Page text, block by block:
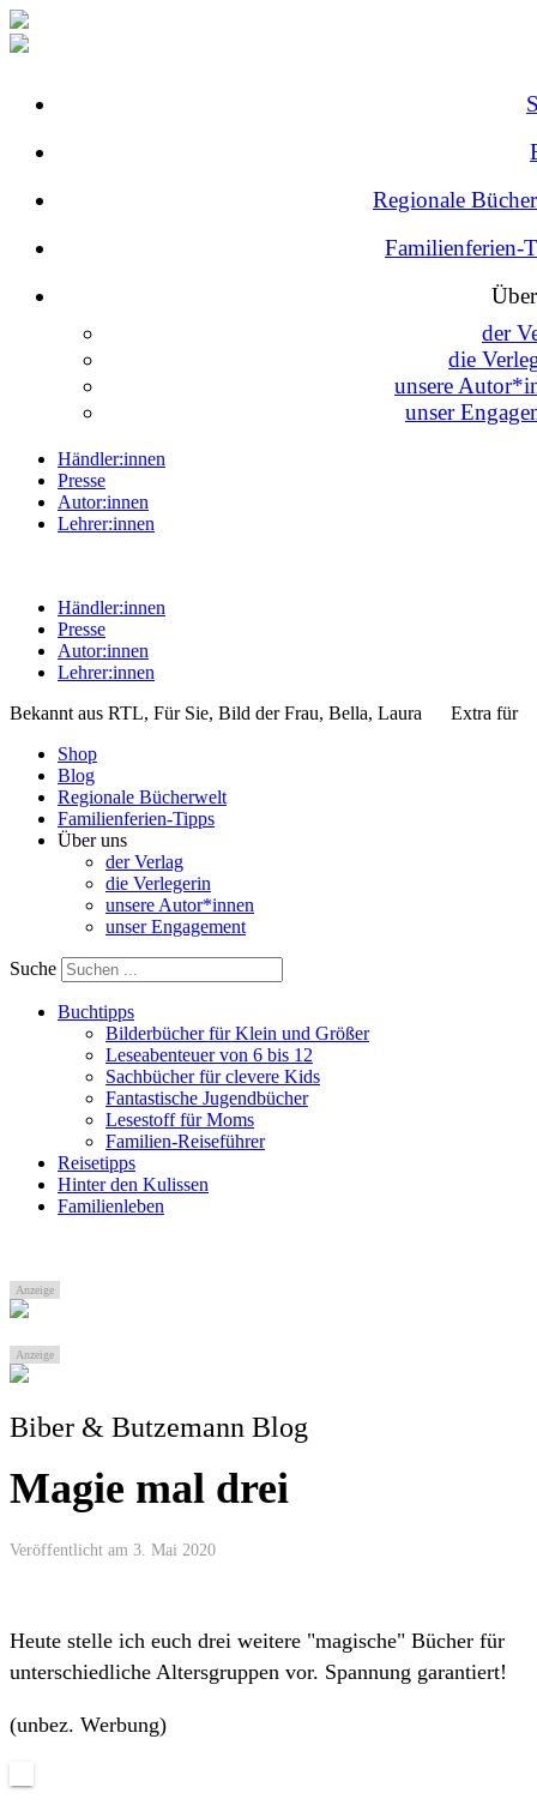
Regionale
Familienferien-
der
die
unsere
unser
Händler:innen
Presse
Autor:innen
Lehrer:innen
Händler:innen
Presse
Autor:innen
Lehrer:innen
Bekannt aus RTL, Für Sie, Bild der Frau, Bella, Laura Extra für
Shop
Blog
Regionale Bücherwelt
Familienferien-Tipps
Über uns
der Verlag
die Verlegerin
unsere Autor*innen
unser Engagement
Suche
Buchtipps
Bilderbücher für Klein und Größer
Leseabenteuer von 6 bis 12
Sachbücher für clevere Kids
Fantastische Jugendbücher
Lesestoff für Moms
Familien-Reiseführer
Reisetipps
Hinter den Kulissen
Familienleben
Anzeige
Anzeige
Biber & Butzemann Blog
Magie mal drei
Veröffentlicht am 3. Mai 2020
Heute stelle ich euch drei weitere "magische" Bücher für
unterschiedliche Altersgruppen vor. Spannung garantiert!
(unbez. Werbung)